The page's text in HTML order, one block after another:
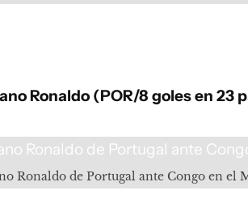
Ronaldo (POR/8 goles en 23
Ronaldo de Portugal ante Congo en el